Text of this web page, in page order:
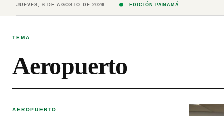
JUEVES, 6 DE AGOSTO DE 2026 EDICIÓN PANAMÁ
TEMA
Aeropuerto
AEROPUERTO